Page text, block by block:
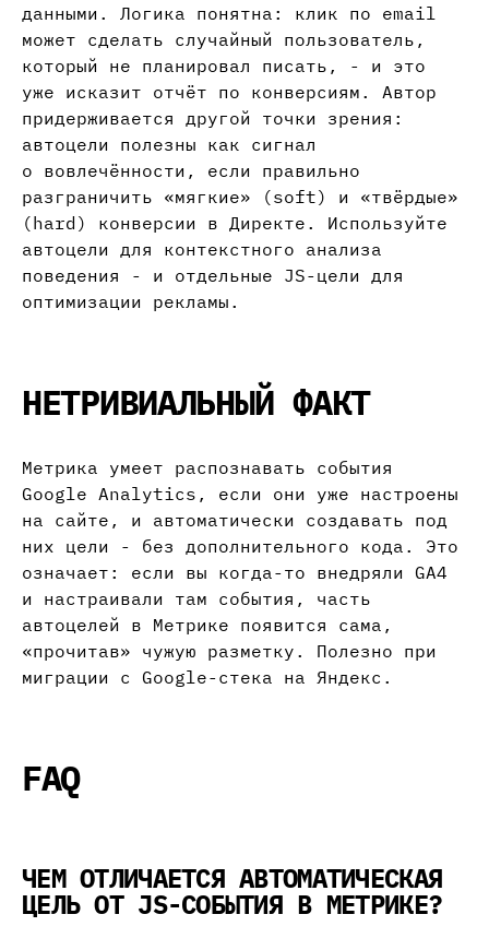
данными. Логика понятна: клик по email
может сделать случайный пользователь,
который не планировал писать, - и это
уже исказит отчёт по конверсиям. Автор
придерживается другой точки зрения:
автоцели полезны как сигнал
о вовлечённости, если правильно
разграничить «мягкие» (soft) и «твёрдые»
(hard) конверсии в Директе. Используйте
автоцели для контекстного анализа
поведения - и отдельные JS-цели для
оптимизации рекламы.
НЕТРИВИАЛЬНЫЙ ФАКТ
Метрика умеет распознавать события
Google Analytics, если они уже настроены
на сайте, и автоматически создавать под
них цели - без дополнительного кода. Это
означает: если вы когда-то внедряли GA4
и настраивали там события, часть
автоцелей в Метрике появится сама,
«прочитав» чужую разметку. Полезно при
миграции с Google-стека на Яндекс.
FAQ
ЧЕМ ОТЛИЧАЕТСЯ АВТОМАТИЧЕСКАЯ
ЦЕЛЬ ОТ JS-СОБЫТИЯ В МЕТРИКЕ?